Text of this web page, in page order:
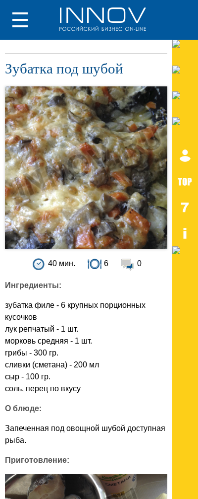
Зубатка под шубой
40 мин. 6 0
Ингредиенты:
зубатка филе - 6 крупных порционных
кусочков
лук репчатый - 1 шт.
морковь средняя - 1 шт.
грибы - 300 гр.
сливки (сметана) - 200 мл
сыр - 100 гр.
соль, перец по вкусу
О блюде:
Запеченная под овощной шубой доступная
рыба.
Приготовление: